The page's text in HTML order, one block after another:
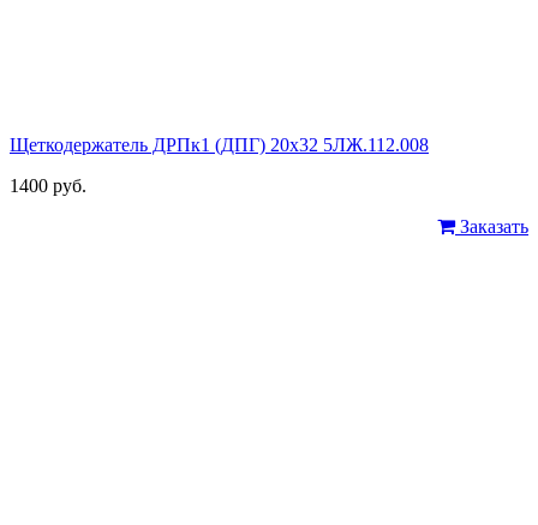
Щеткодержатель ДРПк1 (ДПГ) 20х32 5ЛЖ.112.008
1400 руб.
Заказать